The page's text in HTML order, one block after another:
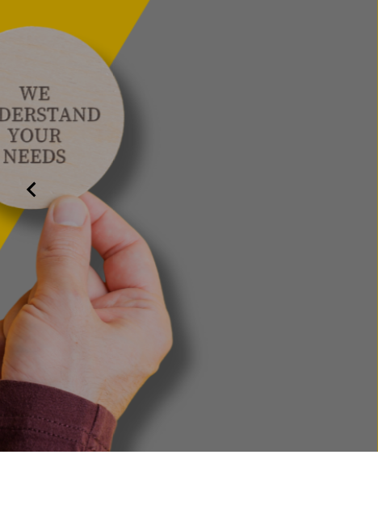
SMART NEWS
Ihr Postfach
Erhalten Sie regelmäßig Tipps, Trends & Insights
& digitale Medien.
Zum Newsletter anmelden